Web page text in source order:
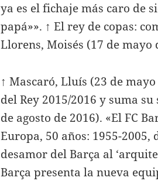
ya es el fichaje más caro de
papá»». ↑ El rey de copas:
Llorens, Moisés (17 de
↑ Mascaró, Lluís (23 de
del Rey 2015/2016 y suma
de agosto de 2016). «El FC
Europa, 50 años: 1955-2005,
desamor del Barça al
Barça presenta la nueva